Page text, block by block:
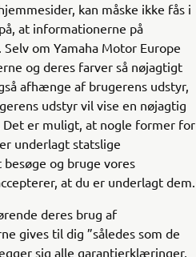
kan måske ikke fås i
at informationerne på
om Yamaha Motor Europe
og deres farver så nøjagtigt
afhænge af brugerens udstyr,
udstyr vil vise en nøjagtig
er muligt, at nogle former for
underlagt statslige
og bruge vores
at du er underlagt dem.
deres brug af
gives til dig ”således som de
sig alle garantierklæringer,